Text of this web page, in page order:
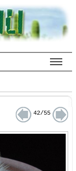
42/55